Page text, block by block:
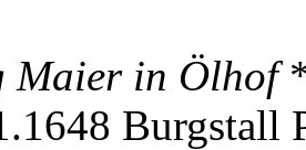
Maier in Ölhof
Burgstall